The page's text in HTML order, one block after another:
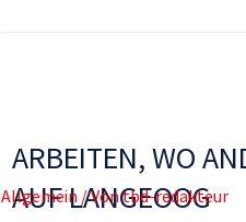
ARBEITEN, WO
AUF LANGEOOG
Allgemein / Vontbd-redakteur